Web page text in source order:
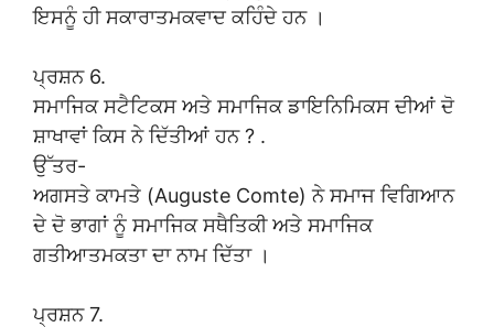
ਇਸਨੂੰ ਹੀ ਸਕਾਰਾਤਮਕਵਾਦ ਕਹਿੰਦੇ ਹਨ ।
ਪ੍ਰਸ਼ਨ 6.
ਸਮਾਜਿਕ ਸਟੈਟਿਕਸ ਅਤੇ ਸਮਾਜਿਕ ਡਾਇਨਿਮਿਕਸ ਦੀਆਂ ਦੋ
ਸ਼ਾਖਾਵਾਂ ਕਿਸ ਨੇ ਦਿੱਤੀਆਂ ਹਨ ? .
ਉੱਤਰ-
ਅਗਸਤੇ ਕਾਮਤੇ (Auguste Comte) ਨੇ ਸਮਾਜ ਵਿਗਿਆਨ
ਦੇ ਦੋ ਭਾਗਾਂ ਨੂੰ ਸਮਾਜਿਕ ਸਥੈਤਿਕੀ ਅਤੇ ਸਮਾਜਿਕ
ਗਤੀਆਤਮਕਤਾ ਦਾ ਨਾਮ ਦਿੱਤਾ ।
ਪ੍ਰਸ਼ਨ 7.